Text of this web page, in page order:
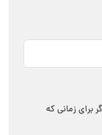
برای زمانی که